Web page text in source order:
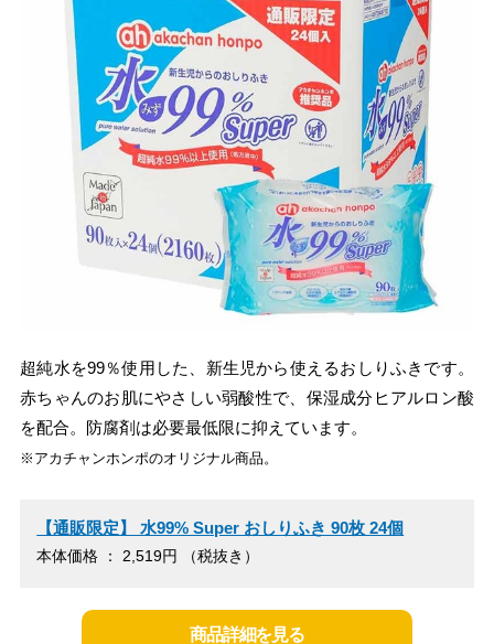
超純水を99％使用した、新生児から使えるおしりふきです。
赤ちゃんのお肌にやさしい弱酸性で、保湿成分ヒアルロン酸
を配合。防腐剤は必要最低限に抑えています。
※アカチャンホンポのオリジナル商品。
【通販限定】 水99% Super おしりふき 90枚 24個
本体価格 ： 2,519円 （税抜き）
商品詳細を見る